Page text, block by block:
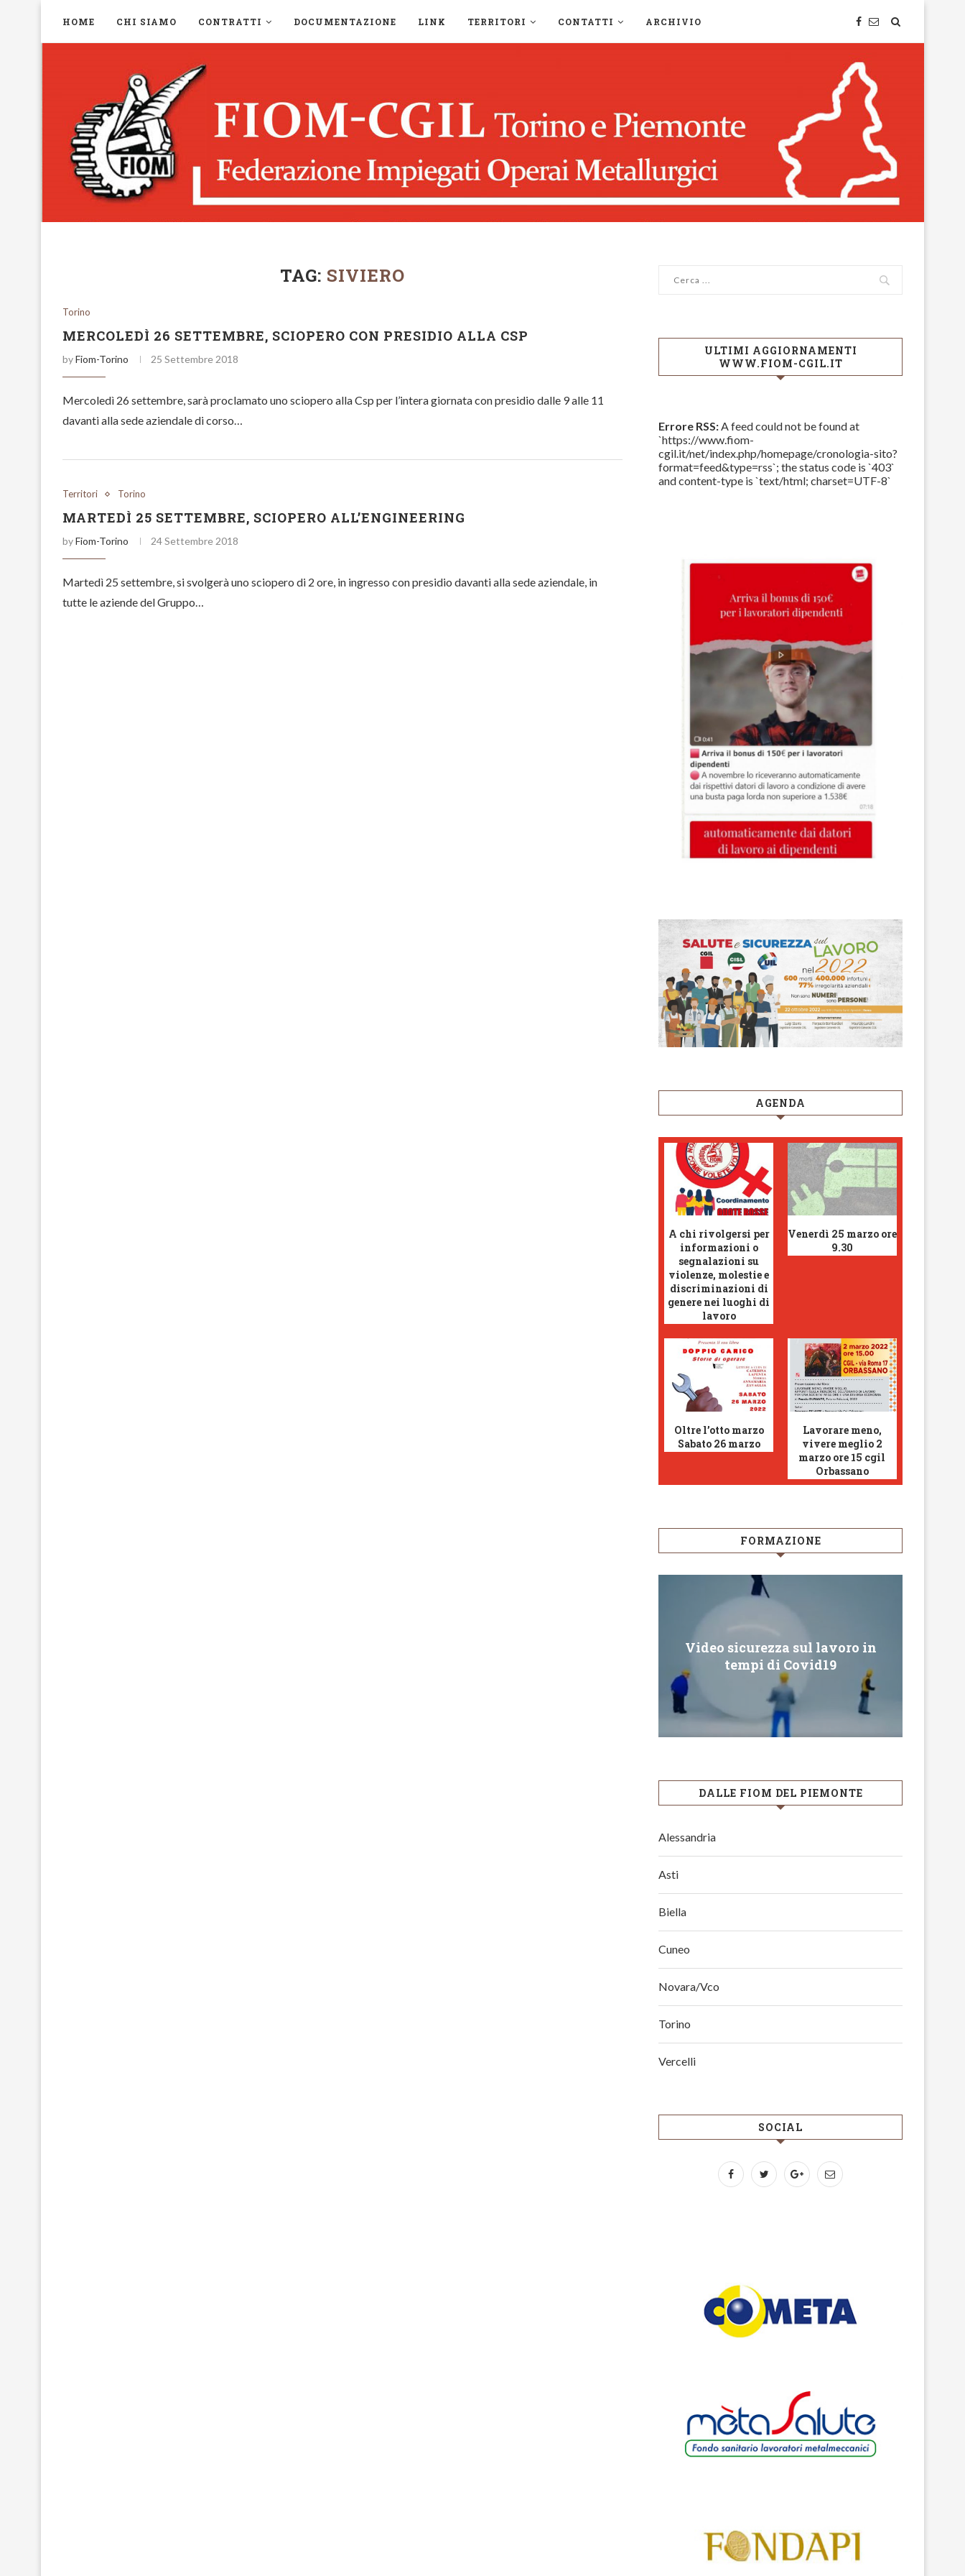
HOME CHI SIAMO CONTRATTI DOCUMENTAZIONE LINK TERRITORI CONTATTI ARCHIVIO
TAG: SIVIERO
Torino
MERCOLEDÌ 26 SETTEMBRE, SCIOPERO CON PRESIDIO ALLA CSP
byFiom-Torino 25 Settembre 2018
Mercoledì 26 settembre, sarà proclamato uno sciopero alla Csp per l’intera giornata con presidio dalle 9 alle 11
davanti alla sede aziendale di corso…
Territori Torino
MARTEDÌ 25 SETTEMBRE, SCIOPERO ALL’ENGINEERING
byFiom-Torino 24 Settembre 2018
Martedì 25 settembre, si svolgerà uno sciopero di 2 ore, in ingresso con presidio davanti alla sede aziendale, in
tutte le aziende del Gruppo…
ULTIMI AGGIORNAMENTI
WWW.FIOM-CGIL.IT
Errore RSS:A feed could not be found at
`https://www.fiom-
cgil.it/net/index.php/homepage/cronologia-sito?
format=feed&type=rss`; the status code is `403`
and content-type is `text/html; charset=UTF-8`
AGENDA
A chi rivolgersi per
informazioni o
segnalazioni su
violenze, molestie e
discriminazioni di
genere nei luoghi di
lavoro
Venerdì 25 marzo ore
9.30
Oltre l’otto marzo
Sabato 26 marzo
Lavorare meno,
vivere meglio 2
marzo ore 15 cgil
Orbassano
FORMAZIONE
Video sicurezza sul lavoro in
tempi di Covid19
DALLE FIOM DEL PIEMONTE
Alessandria
Asti
Biella
Cuneo
Novara/Vco
Torino
Vercelli
SOCIAL